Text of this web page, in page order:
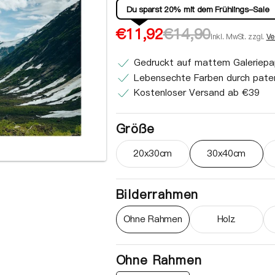
Du sparst 20% mit dem Frühlings-Sale
Verkaufspreis
€11,92
Normaler€14,90inkl. MwSt. zzgl.
Gedruckt auf mattem
Lebensechte Farben durch
Kostenloser Versand ab €39
Größe
20x30cmVariante ausverkauft oder
30x40cm
Variante
Bilderrahmen
Ohne RahmenVariante ausverkauft oder
HolzVariante
Ohne Rahmen